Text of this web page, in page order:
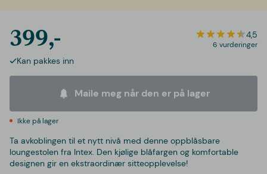
399,- 4,5
6 vurderinger
Kan pakkes inn
Maile meg når den er på lager
Ikke på lager
Ta avkoblingen til et nytt nivå med denne oppblåsbare
loungestolen fra Intex. Den kjølige blåfargen og komfortable
designen gir en ekstraordinær sitteopplevelse!